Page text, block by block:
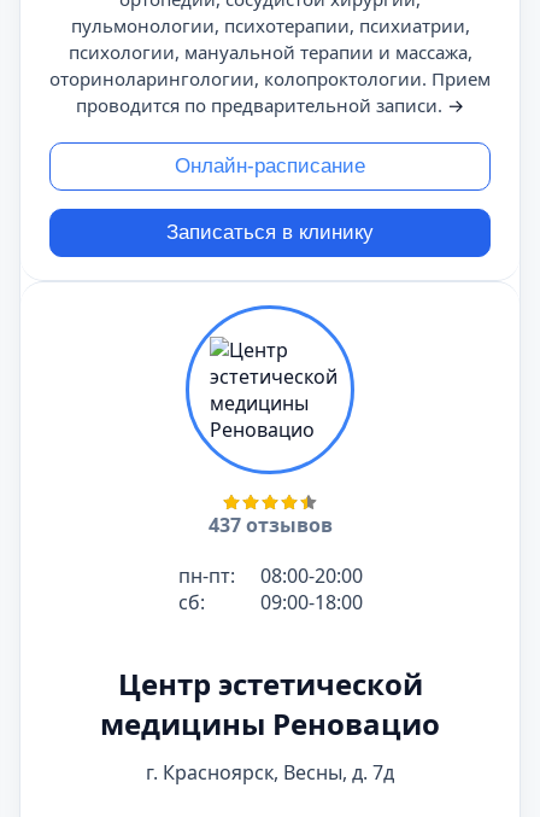
пульмонологии, психотерапии, психиатрии,
психологии, мануальной терапии и массажа,
оториноларингологии, колопроктологии. Прием
проводится по предварительной записи. →
Онлайн-расписание
Записаться в клинику
437 отзывов
пн-пт:
08:00-20:00
сб:
09:00-18:00
Центр эстетической
медицины Реновацио
г. Красноярск, Весны, д. 7д